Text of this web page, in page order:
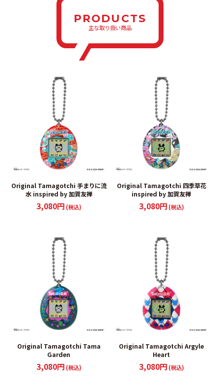
PRODUCTS
主な取り扱い商品
Original Tamagotchi 手まりに流
水 inspired by 加賀友禅
3,080円 (税込)
Original Tamagotchi 四季草花
inspired by 加賀友禅
3,080円 (税込)
Original Tamagotchi Tama
Garden
3,080円 (税込)
Original Tamagotchi Argyle
Heart
3,080円 (税込)